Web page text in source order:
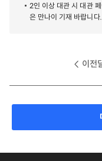
2인 이상 대관 시 대관
은 만나이 기재 바랍니다.
이전